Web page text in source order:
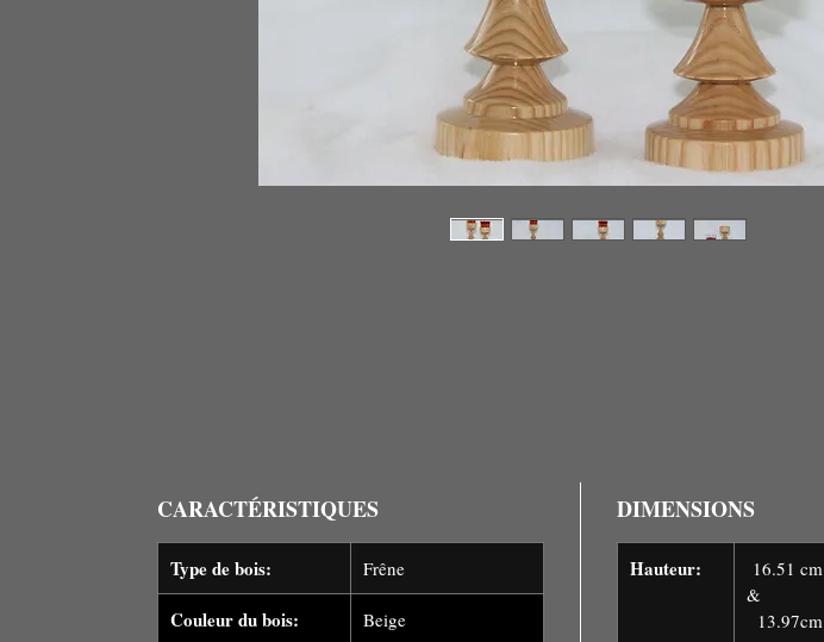
CARACTÉRISTIQUES
Type de bois: Frêne
Couleur du bois: Beige
DIMENSIONS
Hauteur:
16.51 cm
&
13.97cm